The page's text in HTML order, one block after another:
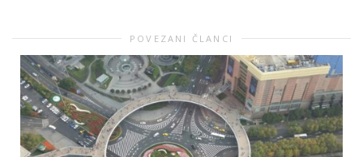
POVEZANI ČLANCI